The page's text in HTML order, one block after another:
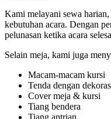
Kami melayani sewa
kebutuhan acara. Dengan
pelunasan ketika acara
Selain meja, kami juga
Macam-macam kursi
Tenda dengan
Cover meja & kursi
Tiang bendera